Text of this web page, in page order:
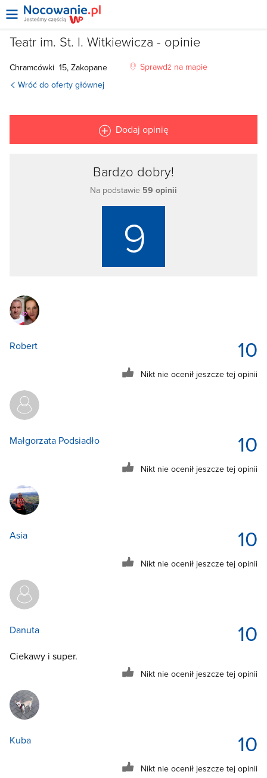
Teatr im. St. I. Witkiewicza - opinie
Chramcówki 15, Zakopane
Sprawdź na mapie
Wróć do oferty głównej
Dodaj opinię
Bardzo dobry!
Na podstawie 59 opinii
9
10
Robert
Nikt nie ocenił jeszcze tej opinii
10
Małgorzata Podsiadło
Nikt nie ocenił jeszcze tej opinii
10
Asia
Nikt nie ocenił jeszcze tej opinii
10
Danuta
Ciekawy i super.
Nikt nie ocenił jeszcze tej opinii
10
Kuba
Nikt nie ocenił jeszcze tej opinii